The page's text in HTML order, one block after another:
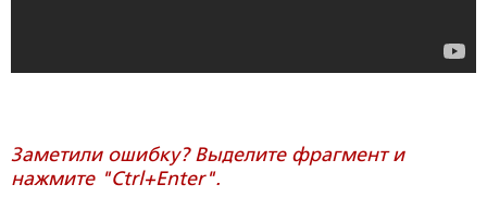
Заметили ошибку? Выделите фрагмент и
нажмите "Ctrl+Enter".